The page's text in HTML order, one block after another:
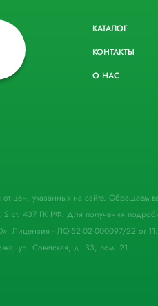
КАТАЛОГ
КОНТАКТЫ
О НАС
от цен, указанных на сайте.
ст. 437 ГК РФ. Для получения
Лицензия - ЛО-52-02-000097/22 от
ул. Советская, д. 33, пом. 21.